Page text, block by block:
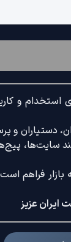
استخدام و
دستیاران و
سایت‌ها،
ایران عزیز